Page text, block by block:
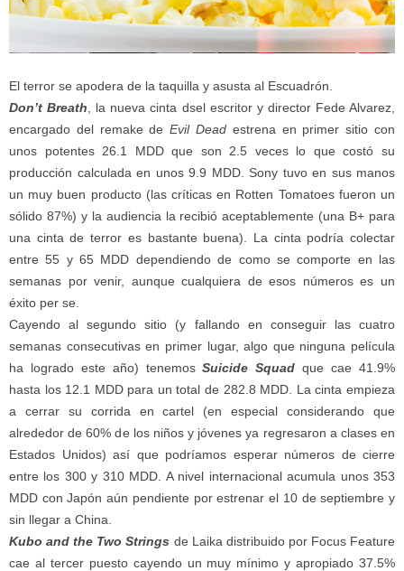
El terror se apodera de la taquilla y asusta al Escuadrón.
Don’t Breath , la nueva cinta dsel escritor y director Fede Alvarez,
encargado del remake deEvil Dead estrena en primer sitio con
unos potentes 26.1 MDD que son 2.5 veces lo que costó su
producción calculada en unos 9.9 MDD. Sony tuvo en sus manos
un muy buen producto (las críticas en Rotten Tomatoes fueron un
sólido 87%) y la audiencia la recibió aceptablemente (una B+ para
una cinta de terror es bastante buena). La cinta podría colectar
entre 55 y 65 MDD dependiendo de como se comporte en las
semanas por venir, aunque cualquiera de esos números es un
éxito per se.
Cayendo al segundo sitio (y fallando en conseguir las cuatro
semanas consecutivas en primer lugar, algo que ninguna película
ha logrado este año) tenemosSuicide Squad que cae 41.9%
hasta los 12.1 MDD para un total de 282.8 MDD. La cinta empieza
a cerrar su corrida en cartel (en especial considerando que
alrededor de 60% de los niños y jóvenes ya regresaron a clases en
Estados Unidos) así que podríamos esperar números de cierre
entre los 300 y 310 MDD. A nivel internacional acumula unos 353
MDD con Japón aún pendiente por estrenar el 10 de septiembre y
sin llegar a China.
Kubo and the Two Strings de Laika distribuido por Focus Feature
cae al tercer puesto cayendo un muy mínimo y apropiado 37.5%